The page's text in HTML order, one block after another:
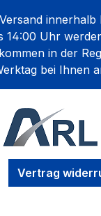
innerhalb
14:00 Uhr
in der
bei Ihnen
Vertrag